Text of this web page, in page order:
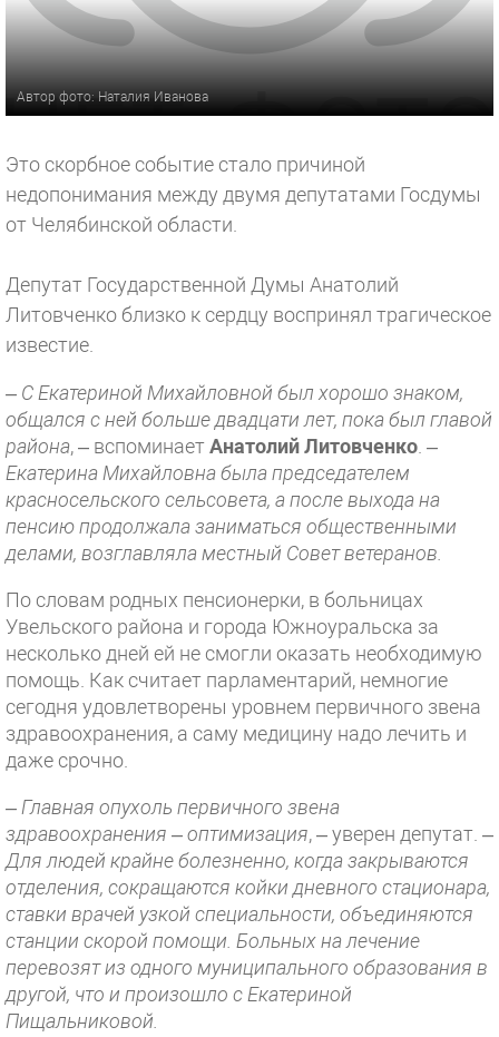
Автор фото: Наталия Иванова
Это скорбное событие стало причиной
недопонимания между двумя депутатами Госдумы
от Челябинской области.
Депутат Государственной Думы Анатолий
Литовченко близко к сердцу воспринял трагическое
известие.
– С Екатериной Михайловной был хорошо знаком,
общался с ней больше двадцати лет, пока был главой
района, – вспоминаетАнатолий Литовченко –
Екатерина Михайловна была председателем
красносельского сельсовета, а после выхода на
пенсию продолжала заниматься общественными
делами, возглавляла местный Совет ветеранов.
По словам родных пенсионерки, в больницах
Увельского района и города Южноуральска за
несколько дней ей не смогли оказать необходимую
помощь. Как считает парламентарий, немногие
сегодня удовлетворены уровнем первичного звена
здравоохранения, а саму медицину надо лечить и
даже срочно.
– Главная опухоль первичного звена
здравоохранения – оптимизация, – уверен депутат. –
Для людей крайне болезненно, когда закрываются
отделения, сокращаются койки дневного стационара,
ставки врачей узкой специальности, объединяются
станции скорой помощи. Больных на лечение
перевозят из одного муниципального образования в
другой, что и произошло с Екатериной
Пищальниковой.